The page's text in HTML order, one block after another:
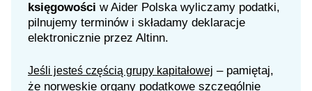
księgowości w Aider Polska wyliczamy podatki,
pilnujemy terminów i składamy deklaracje
elektronicznie przez Altinn.
Jeśli jesteś częścią grupy kapitałowej – pamiętaj,
że norweskie organy podatkowe szczególnie